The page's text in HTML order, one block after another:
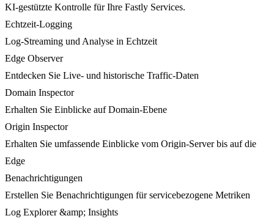
KI-gestützte Kontrolle für Ihre Fastly Services.
Echtzeit-Logging
Log-Streaming und Analyse in Echtzeit
Edge Observer
Entdecken Sie Live- und historische Traffic-Daten
Domain Inspector
Erhalten Sie Einblicke auf Domain-Ebene
Origin Inspector
Erhalten Sie umfassende Einblicke vom Origin-Server bis auf die
Edge
Benachrichtigungen
Erstellen Sie Benachrichtigungen für servicebezogene Metriken
Log Explorer &amp; Insights